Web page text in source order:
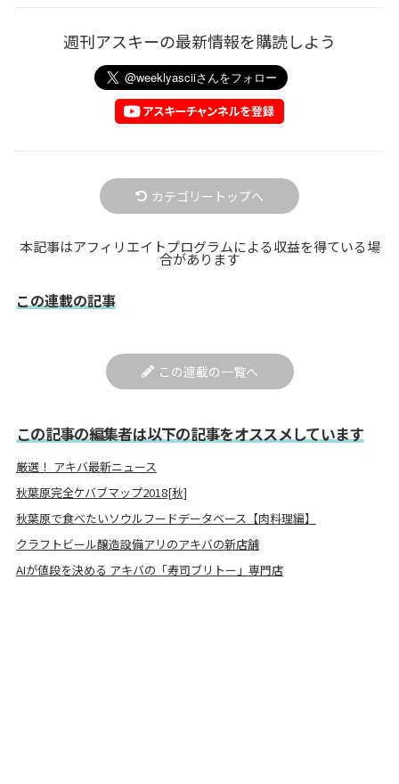
週刊アスキーの最新情報を購読しよう
カテゴリートップへ
本記事はアフィリエイトプログラムによる収益を得ている場
合があります
この連載の記事
この連載の一覧へ
この記事の編集者は以下の記事をオススメしています
厳選！ アキバ最新ニュース
秋葉原完全ケバブマップ2018[秋]
秋葉原で食べたいソウルフードデータベース【肉料理編】
クラフトビール醸造設備アリのアキバの新店舗
AIが値段を決める アキバの「寿司ブリトー」専門店